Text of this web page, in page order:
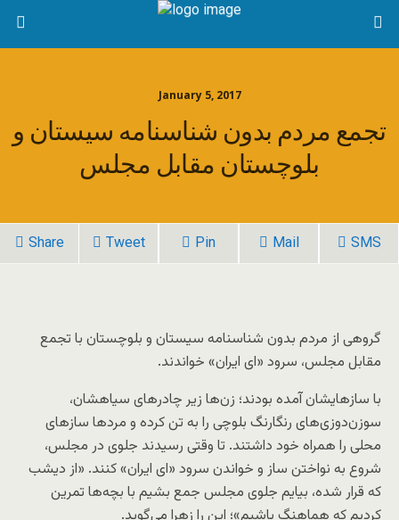
January 5, 2017
تجمع مردم بدون شناسنامه سیستان و
بلوچستان مقابل مجلس
Share Tweet Pin Mail SMS
گروهی از مردم بدون شناسنامه سیستان و بلوچستان با تجمع
مقابل مجلس، سرود «ای ایران» خواندند.
با سازهایشان آمده بودند؛ زن‌ها زیر چادرهای سیاهشان،
سوزن‌دوزی‌های رنگارنگ بلوچی را به تن کرده‌ و مردها سازهای
محلی را همراه خود داشتند. تا وقتی رسیدند جلوی در مجلس،
شروع به نواختن ساز و خواندن سرود «‌ای ایران» کنند. «از دیشب
که قرار شده، بیایم جلوی مجلس جمع بشیم با بچه‌ها تمرین